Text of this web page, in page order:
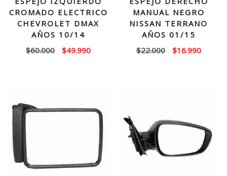
CROMADO ELECTRICO
CHEVROLET DMAX
AÑOS 10/14
$60.000
El
$49.990El
MANUAL NEGRO
NISSAN TERRANO
AÑOS 01/15
$22.000
El
$16.990El